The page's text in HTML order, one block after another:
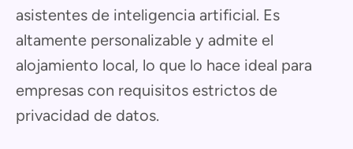
asistentes de inteligencia artificial. Es
altamente personalizable y admite el
alojamiento local, lo que lo hace ideal para
empresas con requisitos estrictos de
privacidad de datos.